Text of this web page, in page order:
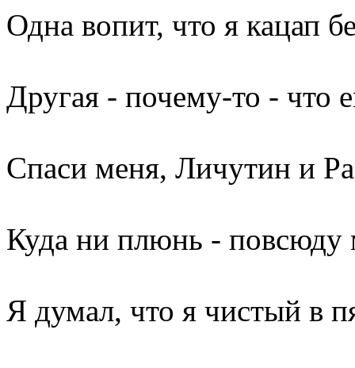
Одна вопит, что я кацап
Другая - почему-то - что
Спаси меня, Личутин и
Куда ни плюнь - повсюду
Я думал, что я чистый в